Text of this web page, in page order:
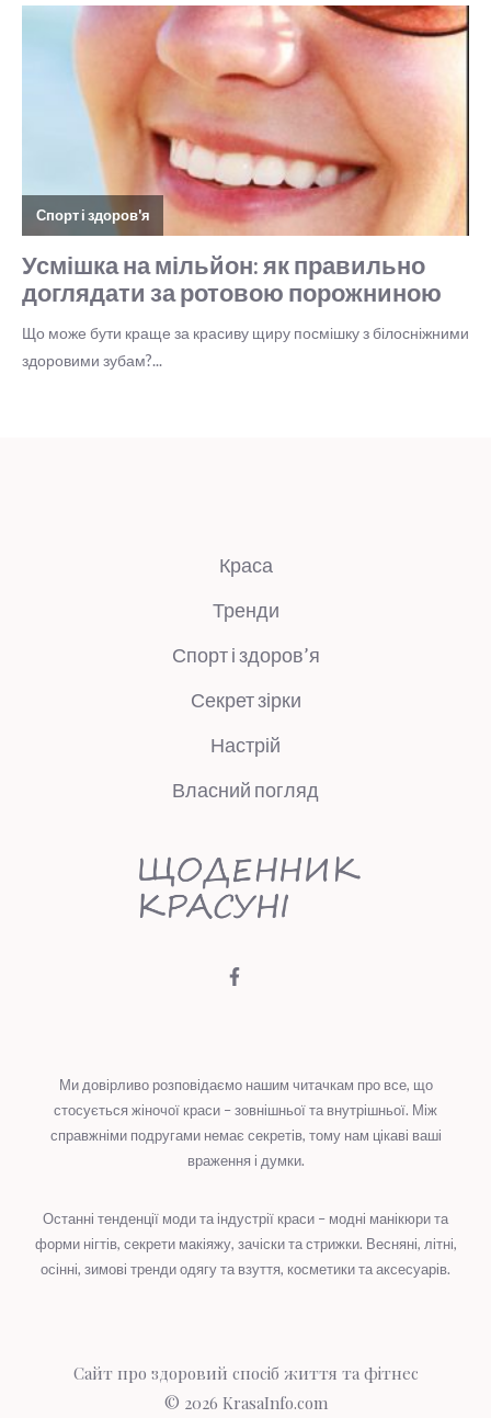
Краса
Тренди
Спорт і здоров’я
Секрет зірки
Настрій
Власний погляд
Ми довірливо розповідаємо нашим читачкам про все, що
стосується жіночої краси – зовнішньої та внутрішньої. Між
справжніми подругами немає секретів, тому нам цікаві ваші
враження і думки.
Останні тенденції моди та індустрії краси – модні манікюри та
форми нігтів, секрети макіяжу, зачіски та стрижки. Весняні, літні,
осінні, зимові тренди одягу та взуття, косметики та аксесуарів.
Сайт про здоровий спосіб життя та фітнес
© 2026 KrasaInfo.com